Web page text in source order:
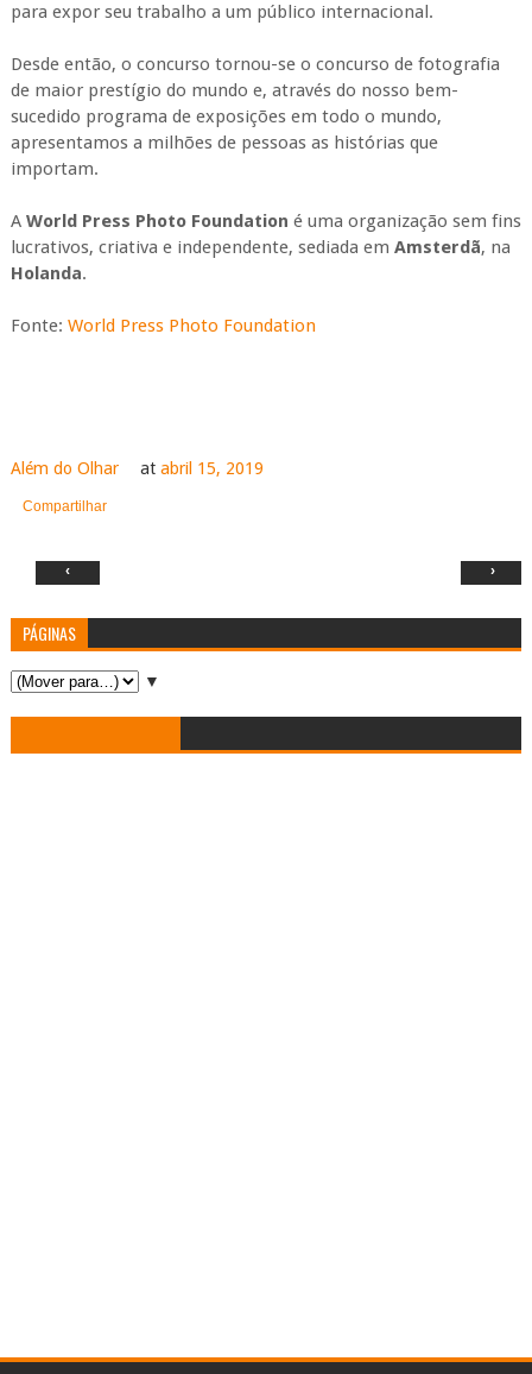
para expor seu trabalho a um público internacional.
Desde então, o concurso tornou-se o concurso de fotografia
de maior prestígio do mundo e, através do nosso bem-
sucedido programa de exposições em todo o mundo,
apresentamos a milhões de pessoas as histórias que
importam.
A World Press Photo Foundation é uma organização sem fins
lucrativos, criativa e independente, sediada em Amsterdã, na
Holanda.
Fonte: World Press Photo Foundation
Além do Olhar atabril 15, 2019
Compartilhar
‹ ›
PÁGINAS
▼